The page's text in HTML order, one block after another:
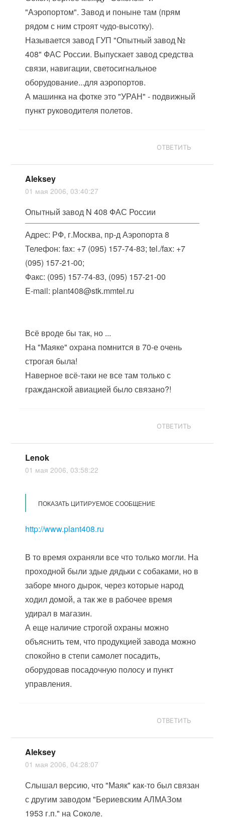
"Аэропортом". Завод и поныне там (прям
рядом с ним строят чудо-высотку).
Называется завод ГУП "Опытный завод №
408" ФАС России. Выпускает завод средства
связи, навигации, светосигнальное
оборудование...для аэропортов.
А машинка на фотке это "УРАН" - подвижный
пункт руководителя полетов.
ОТВЕТИТЬ
Aleksey
01 мая 2006, 03:40:27
Опытный завод N 408 ФАС России
Адрес: РФ, г.Москва, пр-д Аэропорта 8
Телефон: fax: +7 (095) 157-74-83; tel./fax: +7
(095) 157-21-00;
Факс: (095) 157-74-83, (095) 157-21-00
E-mail: plant408@stk.mmtel.ru
Всё вроде бы так, но ...
На "Маяке" охрана помнится в 70-е очень
строгая была!
Наверное всё-таки не все там только с
гражданской авиацией было связано?!
ОТВЕТИТЬ
Lenok
01 мая 2006, 03:58:22
ПОКАЗАТЬ ЦИТИРУЕМОЕ СООБЩЕНИЕ
http://www.plant408.ru
В то время охраняли все что только могли. На
проходной были здые дядьки с собаками, но в
заборе много дырок, через которые народ
ходил домой, а так же в рабочее время
удирал в магазин.
А еще наличие строгой охраны можно
объяснить тем, что продукцией завода можно
спокойно в степи самолет посадить,
оборудовав посадочную полосу и пункт
управления.
ОТВЕТИТЬ
Aleksey
01 мая 2006, 04:28:07
Слышал версию, что "Маяк" как-то был связан
с другим заводом "Бериевским АЛМАЗом
1953 г.п." на Соколе.